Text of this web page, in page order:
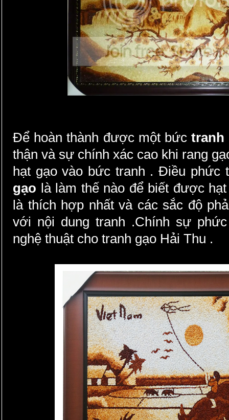
Để hoàn thành được một bứctranh
thận và sự chính xác cao khi rang
hạt gạo vào bức tranh . Điều phức
gạo là làm thế nào để biết được
là thích hợp nhất và các sắc độ
với nội dung tranh .Chính sự
nghệ thuật cho tranh gạo Hải Thu .